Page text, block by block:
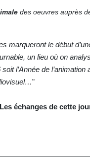
des oeuvres auprès
marqueront le début
un lieu où on
l’Année de l’animation
”
Les échanges de cette